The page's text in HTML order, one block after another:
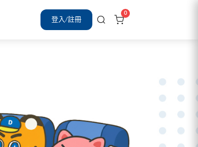
登入/註冊
0